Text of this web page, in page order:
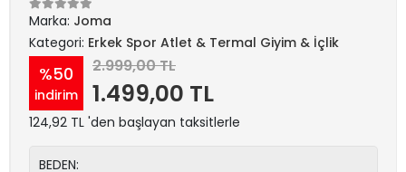
Marka: Joma
Kategori: Erkek Spor Atlet & Termal Giyim & İçlik
%50
indirim
2.999,00 TL
1.499,00 TL
124,92 TL 'den başlayan taksitlerle
BEDEN: